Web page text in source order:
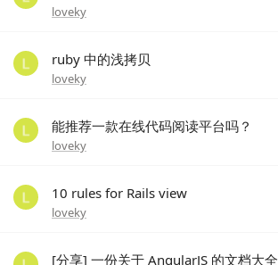
loveky
ruby 中的浅拷贝
loveky
能推荐一款在线代码阅读平台吗？
loveky
10 rules for Rails view
loveky
[分享] 一份关于 AngularJS 的文档大全